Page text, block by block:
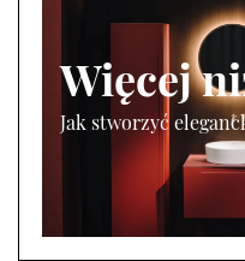
Więcej
Jak stworzyć